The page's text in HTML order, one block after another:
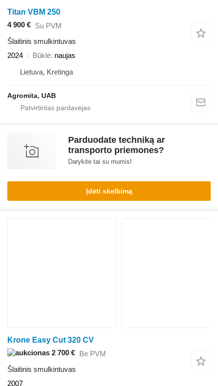
Titan VBM 250
4 900 € Su PVM
Šlaitinis smulkintuvas
2024
Būklė naujas
Lietuva, Kretinga
Agromita, UAB
Parduodate techniką ar
transporto priemones?
Darykite tai su mumis!
Įdėti skelbimą
Krone Easy Cut 320 CV
2 700 € Be PVM
Šlaitinis smulkintuvas
2007